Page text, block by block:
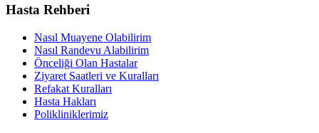
Hasta Rehberi
Nasıl Muayene Olabilirim
Nasıl Randevu Alabilirim
Önceliği Olan Hastalar
Ziyaret Saatleri ve Kuralları
Refakat Kuralları
Hasta Hakları
Polikliniklerimiz